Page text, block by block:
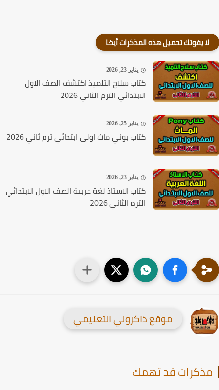
لا يفوتك تحميل هذه المذكرات أيضا
يناير 23, 2026
كتاب سلاح التلميذ اكتشف الصف الاول
الابتدائي الترم الثاني 2026
يناير 25, 2026
كتاب بوني ماث اولى ابتدائي ترم ثاني 2026
يناير 23, 2026
كتاب الاستاذ لغة عربية الصف الاول الابتدائي
الترم الثاني 2026
موقع ذاكرولي التعليمي
قد تهمك